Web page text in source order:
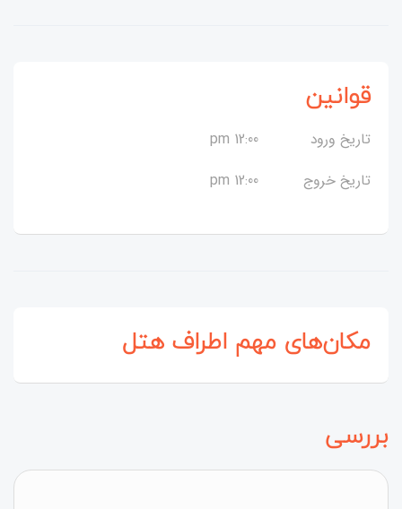
قوانین
تاریخ ورود
12:00 pm
تاریخ خروج
12:00 pm
مکان‌های مهم اطراف هتل
بررسی